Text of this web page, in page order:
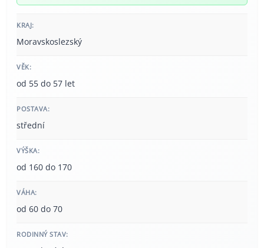
KRAJ:
Moravskoslezský
VĚK:
od 55 do 57 let
POSTAVA:
střední
VÝŠKA:
od 160 do 170
VÁHA:
od 60 do 70
RODINNÝ STAV: